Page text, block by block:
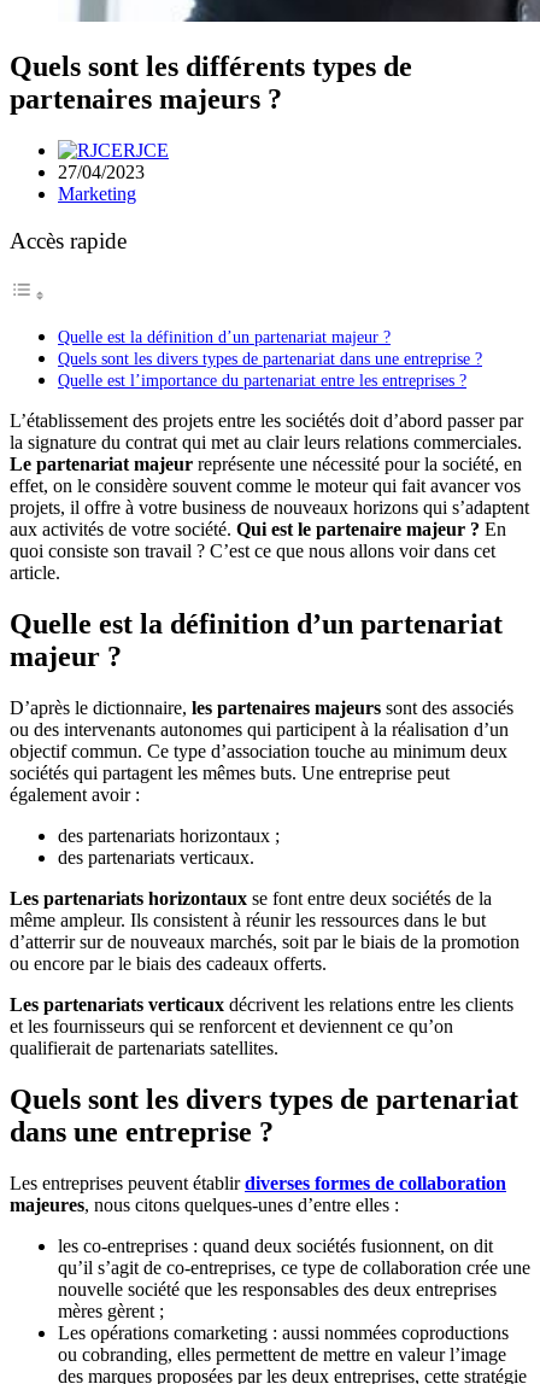
Quels sont les différents types de
partenaires majeurs ?
RJCE
27/04/2023
Marketing
Accès rapide
Quelle est la définition d’un partenariat majeur ?
Quels sont les divers types de partenariat dans une entreprise ?
Quelle est l’importance du partenariat entre les entreprises ?
L’établissement des projets entre les sociétés doit d’abord passer par
la signature du contrat qui met au clair leurs relations commerciales.
Le partenariat majeur représente une nécessité pour la société, en
effet, on le considère souvent comme le moteur qui fait avancer vos
projets, il offre à votre business de nouveaux horizons qui s’adaptent
aux activités de votre société. Qui est le partenaire majeur ? En
quoi consiste son travail ? C’est ce que nous allons voir dans cet
article.
Quelle est la définition d’un partenariat
majeur ?
D’après le dictionnaire, les partenaires majeurs sont des associés
ou des intervenants autonomes qui participent à la réalisation d’un
objectif commun. Ce type d’association touche au minimum deux
sociétés qui partagent les mêmes buts. Une entreprise peut
également avoir :
des partenariats horizontaux ;
des partenariats verticaux.
Les partenariats horizontaux se font entre deux sociétés de la
même ampleur. Ils consistent à réunir les ressources dans le but
d’atterrir sur de nouveaux marchés, soit par le biais de la promotion
ou encore par le biais des cadeaux offerts.
Les partenariats verticaux décrivent les relations entre les clients
et les fournisseurs qui se renforcent et deviennent ce qu’on
qualifierait de partenariats satellites.
Quels sont les divers types de partenariat
dans une entreprise ?
Les entreprises peuvent établir diverses formes de collaboration
majeures, nous citons quelques-unes d’entre elles :
les co-entreprises : quand deux sociétés fusionnent, on dit
qu’il s’agit de co-entreprises, ce type de collaboration crée une
nouvelle société que les responsables des deux entreprises
mères gèrent ;
Les opérations comarketing : aussi nommées coproductions
ou cobranding, elles permettent de mettre en valeur l’image
des marques proposées par les deux entreprises, cette stratégie